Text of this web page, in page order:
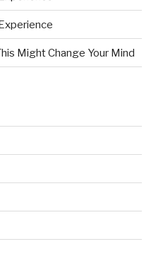
Might Change Your Mind